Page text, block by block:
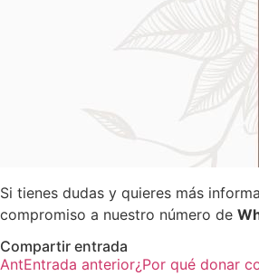
Si tienes dudas y quieres más
compromiso a nuestro número de
Compartir entrada
AntEntrada anterior¿Por qué donar